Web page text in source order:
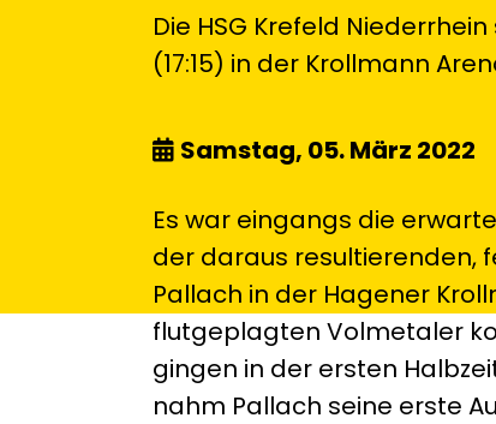
Die HSG Krefeld
(17:15) in der Krollmann
Samstag, 05. März 2022
Es war eingangs die
der daraus resultierenden,
Pallach in der Hagener
flutgeplagten Volmetaler
gingen in der ersten
nahm Pallach seine erste